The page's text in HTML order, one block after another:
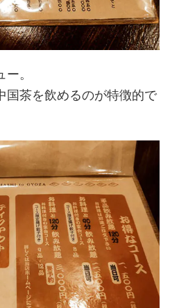
。
国茶を飲めるのが特徴的で